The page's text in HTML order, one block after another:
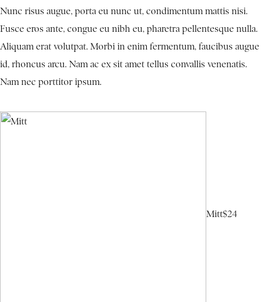
Nunc risus augue, porta eu nunc ut, condimentum mattis nisi.
Fusce eros ante, congue eu nibh eu, pharetra pellentesque nulla.
Aliquam erat volutpat. Morbi in enim fermentum, faucibus augue
id, rhoncus arcu. Nam ac ex sit amet tellus convallis venenatis.
Nam nec porttitor ipsum.
Mitt$24